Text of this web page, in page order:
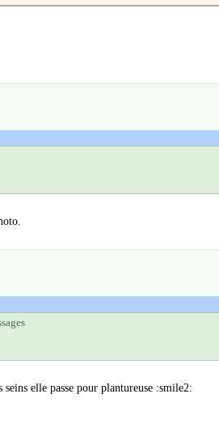
elle passe pour plantureuse :smile2: